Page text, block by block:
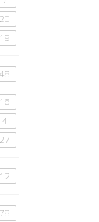
20
19
48
16
4
27
12
78